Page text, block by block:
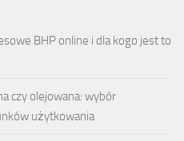
BHP online i dla kogo jest to
czy olejowana: wybór
użytkowania